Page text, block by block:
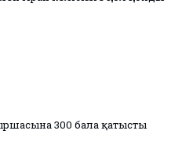
300 бала қатысты